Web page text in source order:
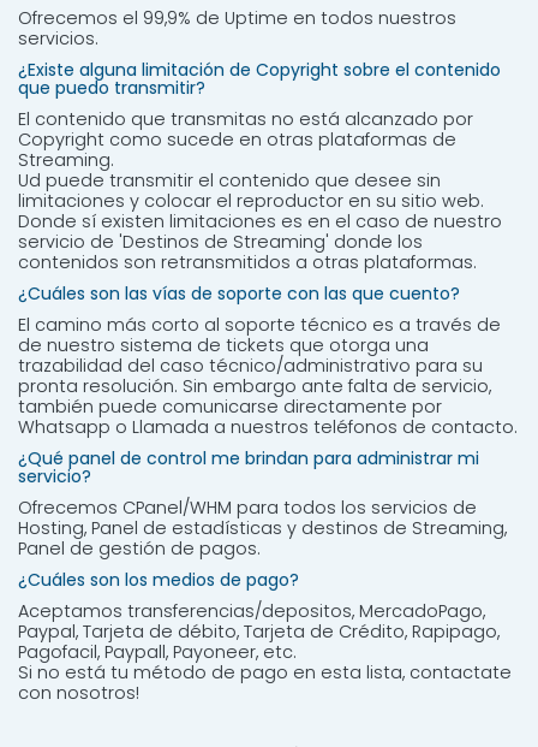
Ofrecemos el 99,9% de Uptime en todos nuestros
servicios.
¿Existe alguna limitación de Copyright sobre el contenido
que puedo transmitir?
El contenido que transmitas no está alcanzado por
Copyright como sucede en otras plataformas de
Streaming.
Ud puede transmitir el contenido que desee sin
limitaciones y colocar el reproductor en su sitio web.
Donde sí existen limitaciones es en el caso de nuestro
servicio de 'Destinos de Streaming' donde los
contenidos son retransmitidos a otras plataformas.
¿Cuáles son las vías de soporte con las que cuento?
El camino más corto al soporte técnico es a través de
de nuestro sistema de tickets que otorga una
trazabilidad del caso técnico/administrativo para su
pronta resolución. Sin embargo ante falta de servicio,
también puede comunicarse directamente por
Whatsapp o Llamada a nuestros teléfonos de contacto.
¿Qué panel de control me brindan para administrar mi
servicio?
Ofrecemos CPanel/WHM para todos los servicios de
Hosting, Panel de estadísticas y destinos de Streaming,
Panel de gestión de pagos.
¿Cuáles son los medios de pago?
Aceptamos transferencias/depositos, MercadoPago,
Paypal, Tarjeta de débito, Tarjeta de Crédito, Rapipago,
Pagofacil, Paypall, Payoneer, etc.
Si no está tu método de pago en esta lista, contactate
con nosotros!